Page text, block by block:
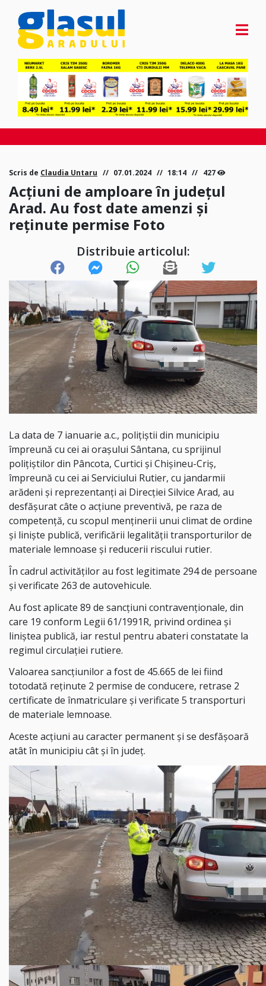
Scris de Claudia Untaru 07.01.2024 18:14 427
Acțiuni de amploare în județul
Arad. Au fost date amenzi și
reținute permise Foto
Distribuie articolul:
La data de 7 ianuarie a.c., polițiștii din municipiu
împreună cu cei ai orașului Sântana, cu sprijinul
polițiștilor din Pâncota, Curtici și Chișineu-Criș,
împreună cu cei ai Serviciului Rutier, cu jandarmii
arădeni și reprezentanți ai Direcției Silvice Arad, au
desfășurat câte o acțiune preventivă, pe raza de
competență, cu scopul menținerii unui climat de ordine
și liniște publică, verificării legalității transporturilor de
materiale lemnoase și reducerii riscului rutier.
În cadrul activităților au fost legitimate 294 de persoane
și verificate 263 de autovehicule.
Au fost aplicate 89 de sancțiuni contravenționale, din
care 19 conform Legii 61/1991R, privind ordinea și
liniștea publică, iar restul pentru abateri constatate la
regimul circulației rutiere.
Valoarea sancțiunilor a fost de 45.665 de lei fiind
totodată reținute 2 permise de conducere, retrase 2
certificate de înmatriculare și verificate 5 transporturi
de materiale lemnoase.
Aceste acțiuni au caracter permanent și se desfășoară
atât în municipiu cât și în județ.